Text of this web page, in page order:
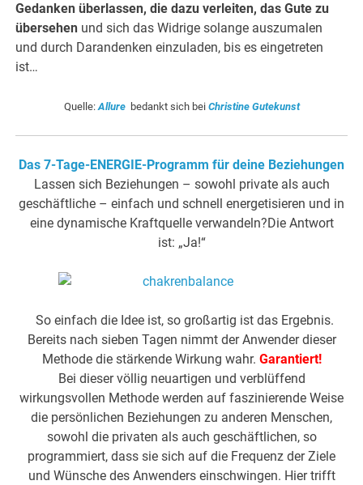
Gedanken überlassen, die dazu verleiten, das Gute zu
übersehen und sich das Widrige solange auszumalen
und durch Darandenken einzuladen, bis es eingetreten
ist…
Quelle:Allure bedankt sich bei Christine Gutekunst
Das 7-Tage-ENERGIE-Programm für deine Beziehungen
Lassen sich Beziehungen – sowohl private als auch
geschäftliche – einfach und schnell energetisieren und in
eine dynamische Kraftquelle verwandeln?Die Antwort
ist: „Ja!“
So einfach die Idee ist, so großartig ist das Ergebnis.
Bereits nach sieben Tagen nimmt der Anwender dieser
Methode die stärkende Wirkung wahr. Garantiert!
Bei dieser völlig neuartigen und verblüffend
wirkungsvollen Methode werden auf faszinierende Weise
die persönlichen Beziehungen zu anderen Menschen,
sowohl die privaten als auch geschäftlichen, so
programmiert, dass sie sich auf die Frequenz der Ziele
und Wünsche des Anwenders einschwingen. Hier trifft